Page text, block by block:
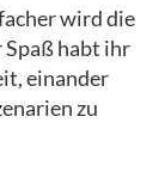
wird die
Spaß habt ihr
einander
zu